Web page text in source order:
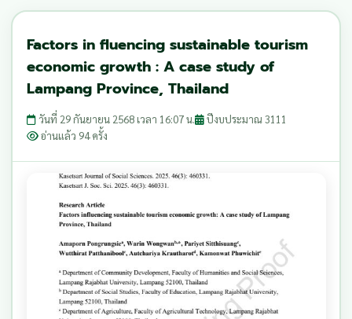
Factors in fluencing sustainable tourism
economic growth : A case study of
Lampang Province, Thailand
วันที่ 29 กันยายน 2568 เวลา 16:07 น.
ปีงบประมาณ 3111
อ่านแล้ว 94 ครั้ง